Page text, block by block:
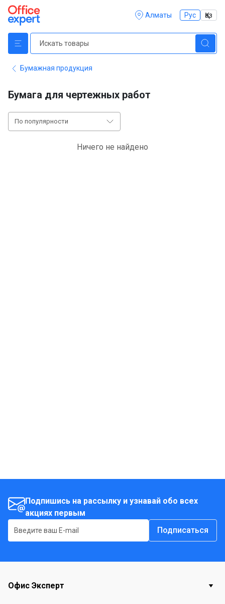
Алматы Рус Қаз
Бумажная продукция
Бумага для чертежных работ
По популярности
Ничего не найдено
Подпишись на рассылку и узнавай обо всех
акциях первым
Подписаться
Офис Эксперт